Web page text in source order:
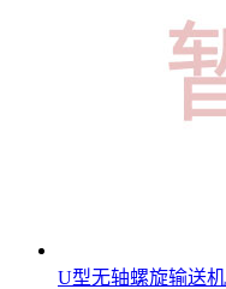
U型无轴螺旋输送